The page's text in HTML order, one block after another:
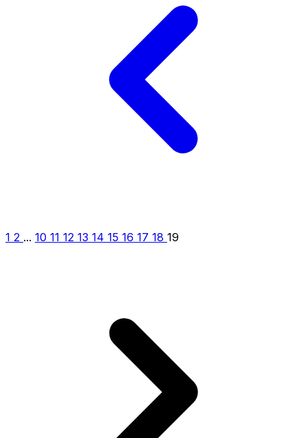
1 2 ... 10 11 12 13 14 15 16 17 18 19